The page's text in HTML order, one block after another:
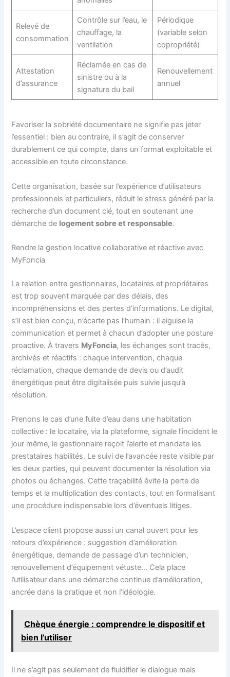
Relevé de
consommation
Contrôle sur l’eau, le
chauffage, la
ventilation
Périodique
(variable selon
copropriété)
Attestation
d’assurance
Réclamée en cas de
sinistre ou à la
signature du bail
Renouvellement
annuel
Favoriser la sobriété documentaire ne signifie pas jeter
l’essentiel : bien au contraire, il s’agit de conserver
durablement ce qui compte, dans un format exploitable et
accessible en toute circonstance.
Cette organisation, basée sur l’expérience d’utilisateurs
professionnels et particuliers, réduit le stress généré par la
recherche d’un document clé, tout en soutenant une
démarche de logement sobre et responsable.
Rendre la gestion locative collaborative et réactive avec
MyFoncia
La relation entre gestionnaires, locataires et propriétaires
est trop souvent marquée par des délais, des
incompréhensions et des pertes d’informations. Le digital,
s’il est bien conçu, n’écarte pas l’humain : il aiguise la
communication et permet à chacun d’adopter une posture
proactive. À travers MyFoncia, les échanges sont tracés,
archivés et réactifs : chaque intervention, chaque
réclamation, chaque demande de devis ou d’audit
énergétique peut être digitalisée puis suivie jusqu’à
résolution.
Prenons le cas d’une fuite d’eau dans une habitation
collective : le locataire, via la plateforme, signale l’incident le
jour même, le gestionnaire reçoit l’alerte et mandate les
prestataires habilités. Le suivi de l’avancée reste visible par
les deux parties, qui peuvent documenter la résolution via
photos ou échanges. Cette traçabilité évite la perte de
temps et la multiplication des contacts, tout en formalisant
une procédure indispensable lors d’éventuels litiges.
L’espace client propose aussi un canal ouvert pour les
retours d’expérience : suggestion d’amélioration
énergétique, demande de passage d’un technicien,
renouvellement d’équipement vétuste… Cela place
l’utilisateur dans une démarche continue d’amélioration,
ancrée dans la pratique et non l’idéologie.
Chèque énergie : comprendre le dispositif et
bien l’utiliser
Il ne s’agit pas seulement de fluidifier le dialogue mais